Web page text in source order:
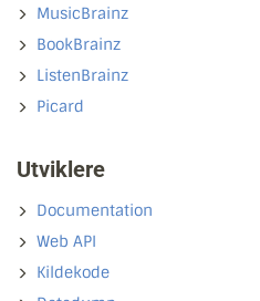
MusicBrainz
BookBrainz
ListenBrainz
Picard
Utviklere
Documentation
Web API
Kildekode